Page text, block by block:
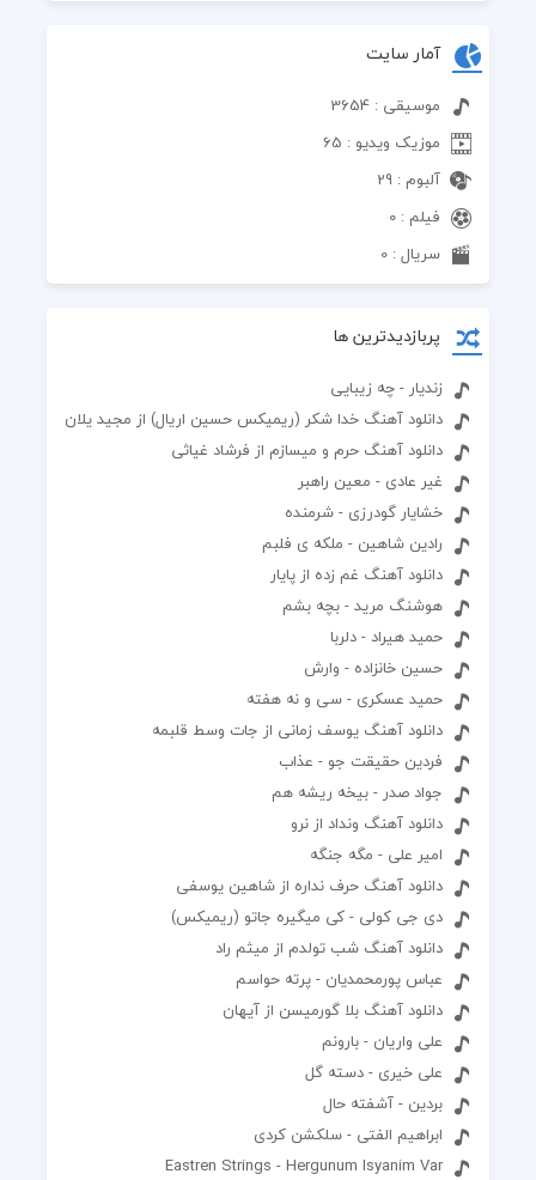
آمار سایت
موسیقی : 3654
موزیک ویدیو : 65
آلبوم : 29
فیلم : 0
سریال : 0
پربازدیدترین ها
زندیار - چه زیبایی
دانلود آهنگ خدا شکر (ریمیکس حسین اریال) از مجید یلان
دانلود آهنگ حرم و میسازم از فرشاد غیاثی
غیر عادی - معین راهبر
خشایار گودرزی - شرمنده
رادین شاهین - ملکه ی فلبم
دانلود آهنگ غم زده از پایار
هوشنگ مرید - بچه بشم
حمید هیراد - دلربا
حسین خانزاده - وارش
حمید عسکری - سی و نه هفته
دانلود آهنگ یوسف زمانی از جات وسط قلبمه
فردین حقیقت جو - عذاب
جواد صدر - بیخه ریشه هم
دانلود آهنگ ونداد از نرو
امیر علی - مگه جنگه
دانلود آهنگ حرف نداره از شاهین یوسفی
دی جی کولی - کی میگیره جاتو (ریمیکس)
دانلود آهنگ شب تولدم از میثم راد
عباس پورمحمدیان - پرته حواسم
دانلود آهنگ بلا گورمیسن از آیهان
علی واریان - بارونم
علی خیری - دسته گل
بردین - آشفته حال
ابراهیم الفتی - سلکشن کردی
Eastren Strings - Hergunum Isyanim Var